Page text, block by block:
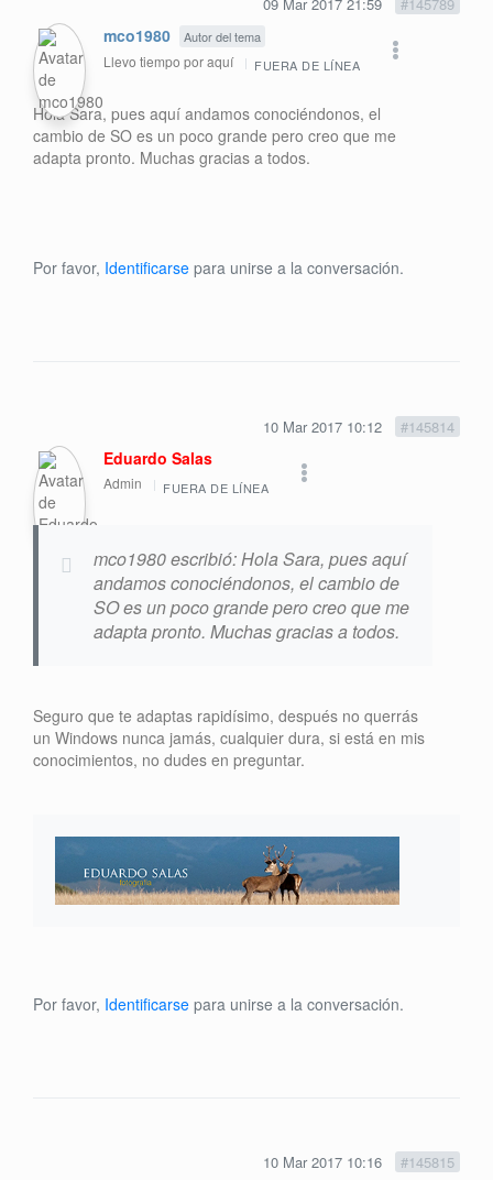
09 Mar 2017 21:59 #145789
mco1980 Autor del tema
Llevo tiempo por aquí FUERA DE LÍNEA
Hola Sara, pues aquí andamos conociéndonos, el
cambio de SO es un poco grande pero creo que me
adapta pronto. Muchas gracias a todos.
Por favor, Identificarse para unirse a la conversación.
10 Mar 2017 10:12 #145814
Eduardo Salas
Admin FUERA DE LÍNEA
mco1980 escribió: Hola Sara, pues aquí
andamos conociéndonos, el cambio de
SO es un poco grande pero creo que me
adapta pronto. Muchas gracias a todos.
Seguro que te adaptas rapidísimo, después no querrás
un Windows nunca jamás, cualquier dura, si está en mis
conocimientos, no dudes en preguntar.
Por favor, Identificarse para unirse a la conversación.
10 Mar 2017 10:16 #145815